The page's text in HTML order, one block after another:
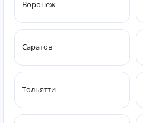
Воронеж
Саратов
Тольятти